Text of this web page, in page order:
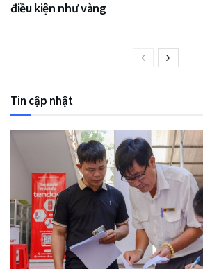
điều kiện như vàng
Tin cập nhật